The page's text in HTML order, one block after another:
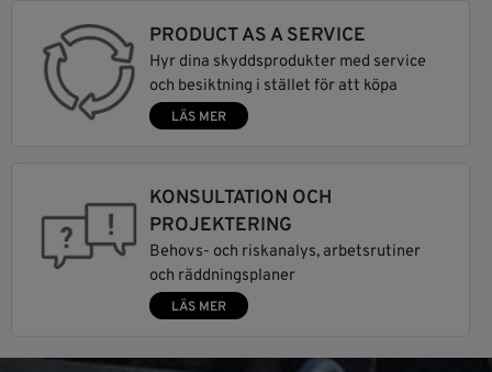
PRODUCT AS A SERVICE
Hyr dina skyddsprodukter med service
och besiktning i stället för att köpa
LÄS MER
KONSULTATION OCH
PROJEKTERING
Behovs- och riskanalys, arbetsrutiner
och räddningsplaner
LÄS MER